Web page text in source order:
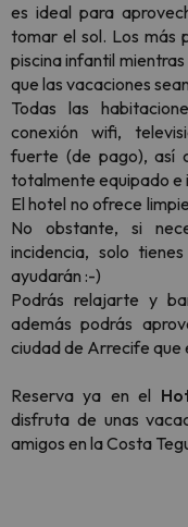
es ideal para
tomar el sol. Los más
piscina infantil
que las vacaciones
Todas las
conexión wifi,
fuerte (de pago), así
totalmente equipado e
El hotel no ofrece
No obstante, si
incidencia, solo
ayudarán :-)
Podrás relajarte y
además podrás
ciudad de Arrecife que
Reserva ya en el
disfruta de unas
amigos en la Costa